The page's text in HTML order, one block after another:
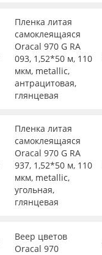
Пленка литая
самоклеящаяся
Oracal 970 G RA
093, 1,52*50 м, 110
мкм, metallic,
антрацитовая,
глянцевая
Пленка литая
самоклеящаяся
Oracal 970 G RA
937, 1,52*50 м, 110
мкм, metallic,
угольная,
глянцевая
Веер цветов
Oracal 970